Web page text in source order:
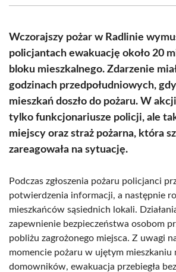
(Twitter)
Wczorajszy pożar w Radlinie
policjantach ewakuację około 20
bloku mieszkalnego. Zdarzenie
godzinach przedpołudniowych,
mieszkań doszło do pożaru. W
tylko funkcjonariusze policji, ale
miejscy oraz straż pożarna, która
zareagowała na sytuację.
Podczas zgłoszenia pożaru policjanci
potwierdzenia informacji, a następnie
mieszkańców sąsiednich lokali.
zapewnienie bezpieczeństwa osobom
pobliżu zagrożonego miejsca. Z uwagi
momencie pożaru w ujętym mieszkaniu
domowników, ewakuacja przebiegła